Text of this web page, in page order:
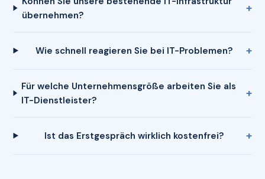
übernehmen?
Wie schnell reagieren Sie bei IT-Problemen?
Für welche Unternehmensgröße arbeiten Sie als
IT-Dienstleister?
Ist das Erstgespräch wirklich kostenfrei?